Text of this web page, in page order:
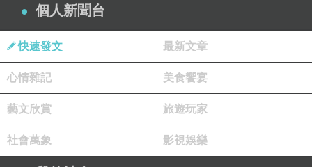
《特約經紀公司》的劇本不會不好，仔細推敲，劇情前後
們，攜手揭穿邪教團體真面目的熱血。電影的第二部分
個人新聞台
快速發文 最新文章
心情雜記 美食饗宴
藝文欣賞 旅遊玩家
社會萬象 影視娛樂